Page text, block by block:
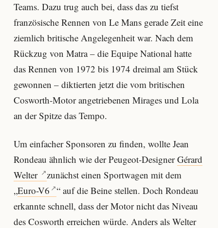
Teams. Dazu trug auch bei, dass das zu tiefst
französische Rennen von Le Mans gerade Zeit eine
ziemlich britische Angelegenheit war. Nach dem
Rückzug von Matra – die Equipe National hatte
das Rennen von 1972 bis 1974 dreimal am Stück
gewonnen – diktierten jetzt die vom britischen
Cosworth-Motor angetriebenen Mirages und Lola
an der Spitze das Tempo.
Um einfacher Sponsoren zu finden, wollte Jean
Rondeau ähnlich wie der Peugeot-DesignerGérard
Welter
zunächst einen Sportwagen mit dem
„Euro-V6
“ auf die Beine stellen. Doch Rondeau
erkannte schnell, dass der Motor nicht das Niveau
des Cosworth erreichen würde. Anders als Welter